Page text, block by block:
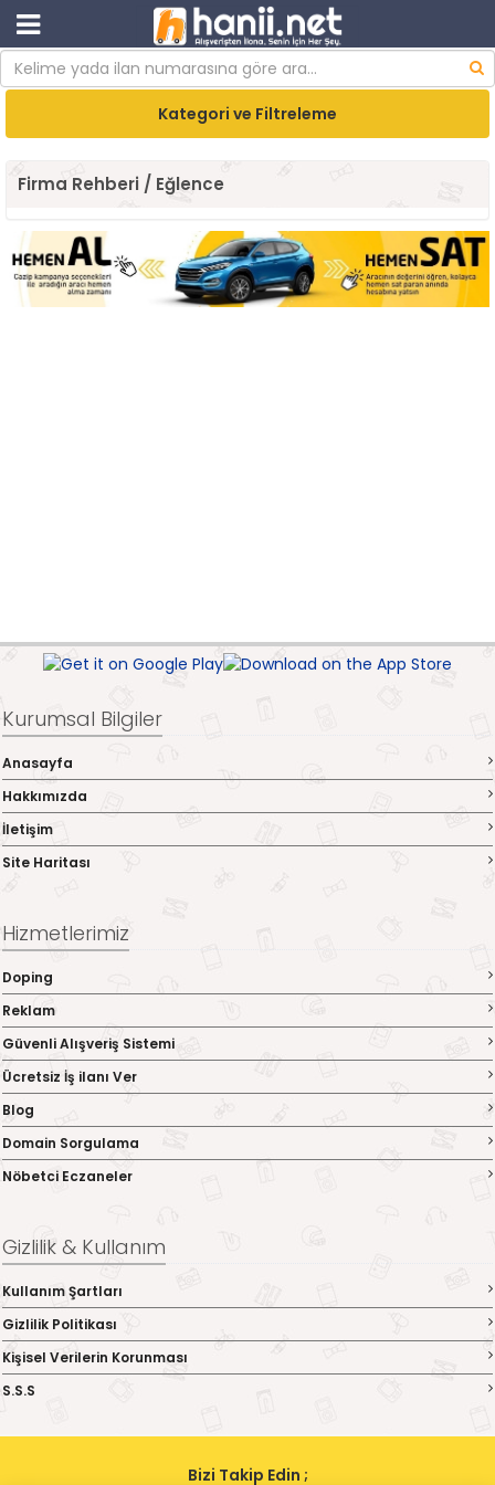
Kategori ve Filtreleme
Firma Rehberi / Eğlence
Kurumsal Bilgiler
Anasayfa
Hakkımızda
İletişim
Site Haritası
Hizmetlerimiz
Doping
Reklam
Güvenli Alışveriş Sistemi
Ücretsiz İş ilanı Ver
Blog
Domain Sorgulama
Nöbetci Eczaneler
Gizlilik & Kullanım
Kullanım Şartları
Gizlilik Politikası
Kişisel Verilerin Korunması
S.S.S
Bizi Takip Edin ;